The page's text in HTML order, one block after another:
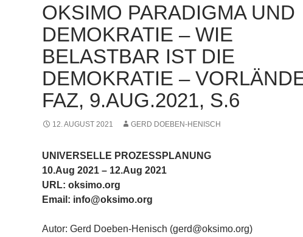
OKSIMO PARADIGMA UND
DEMOKRATIE – WIE
BELASTBAR IST DIE
DEMOKRATIE –
FAZ, 9.AUG.2021, S.6
12. AUGUST 2021 GERD DOEBEN-HENISCH
UNIVERSELLE PROZESSPLANUNG
10.Aug 2021 – 12.Aug 2021
URL: oksimo.org
Email: info@oksimo.org
Autor: Gerd Doeben-Henisch (gerd@oksimo.org)